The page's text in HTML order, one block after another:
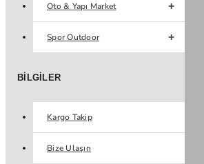
Oto & Yapı Market
Spor Outdoor
BILGILER
Kargo Takip
Bize Ulaşın